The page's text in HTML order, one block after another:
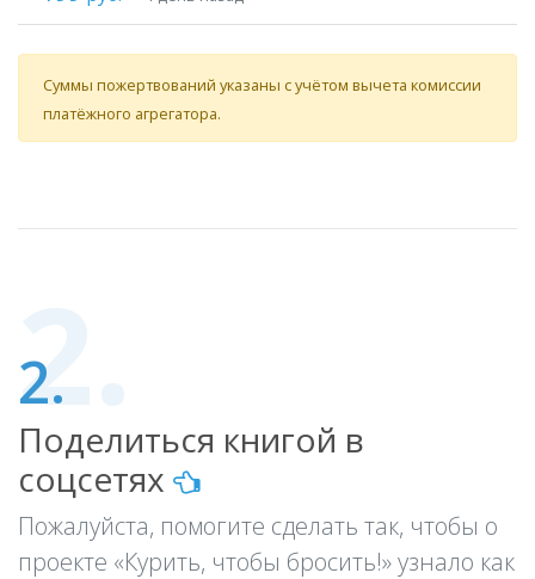
Суммы пожертвований указаны с учётом вычета комиссии
платёжного агрегатора.
2.
Поделиться книгой в
соцсетях
Пожалуйста, помогите сделать так, чтобы о
проекте «Курить, чтобы бросить!» узнало как